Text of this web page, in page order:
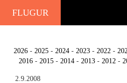
FLUGUR
2026 - 2025 - 2024 - 2023 - 2022 -
2016 - 2015 - 2014 - 2013 - 2012 -
2.9.2008